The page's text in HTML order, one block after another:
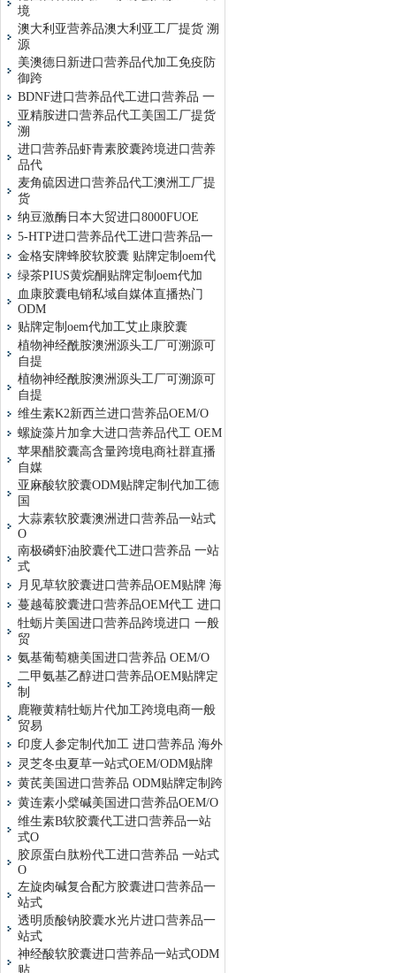
境
澳大利亚营养品澳大利亚工厂提货 溯
源
美澳德日新进口营养品代加工免疫防
御跨
BDNF进口营养品代工进口营养品 一
亚精胺进口营养品代工美国工厂提货
溯
进口营养品虾青素胶囊跨境进口营养
品代
麦角硫因进口营养品代工澳洲工厂提
货
纳豆激酶日本大贸进口8000FUOE
5-HTP进口营养品代工进口营养品一
金格安牌蜂胶软胶囊 贴牌定制oem代
绿茶PIUS黄烷酮贴牌定制oem代加
血康胶囊电销私域自媒体直播热门
ODM
贴牌定制oem代加工艾止康胶囊
植物神经酰胺澳洲源头工厂可溯源可
自提
植物神经酰胺澳洲源头工厂可溯源可
自提
维生素K2新西兰进口营养品OEM/O
螺旋藻片加拿大进口营养品代工 OEM
苹果醋胶囊高含量跨境电商社群直播
自媒
亚麻酸软胶囊ODM贴牌定制代加工德
国
大蒜素软胶囊澳洲进口营养品一站式
O
南极磷虾油胶囊代工进口营养品 一站
式
月见草软胶囊进口营养品OEM贴牌 海
蔓越莓胶囊进口营养品OEM代工 进口
牡蛎片美国进口营养品跨境进口 一般
贸
氨基葡萄糖美国进口营养品 OEM/O
二甲氨基乙醇进口营养品OEM贴牌定
制
鹿鞭黄精牡蛎片代加工跨境电商一般
贸易
印度人参定制代加工 进口营养品 海外
灵芝冬虫夏草一站式OEM/ODM贴牌
黄芪美国进口营养品 ODM贴牌定制跨
黄连素小檗碱美国进口营养品OEM/O
维生素B软胶囊代工进口营养品一站
式O
胶原蛋白肽粉代工进口营养品 一站式
O
左旋肉碱复合配方胶囊进口营养品一
站式
透明质酸钠胶囊水光片进口营养品一
站式
神经酸软胶囊进口营养品一站式ODM
贴